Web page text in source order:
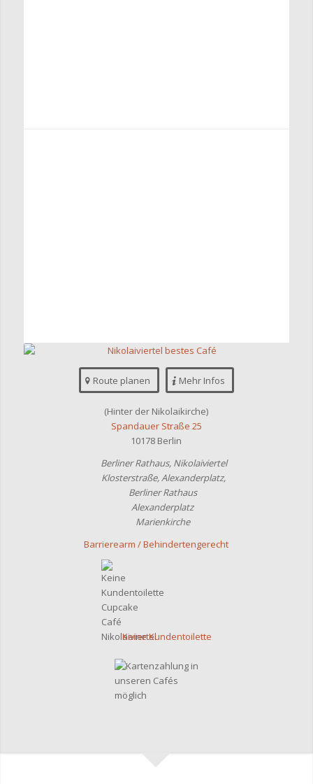
Route planen Mehr Infos
(Hinter der Nikolaikirche)
Spandauer Straße 25
10178 Berlin
Berliner Rathaus, Nikolaiviertel
Klosterstraße, Alexanderplatz,
Berliner Rathaus
Alexanderplatz
Marienkirche
Barrierearm / Behindertengerecht
Keine Kundentoilette